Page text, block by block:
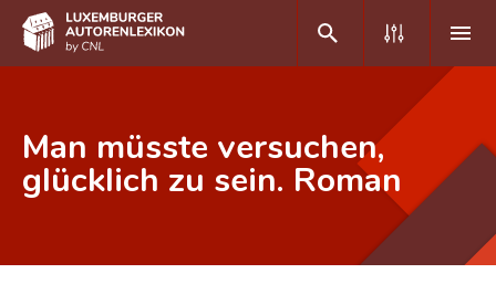
DE FR
Home
Man müsste versuchen,
glücklich zu sein. Roman